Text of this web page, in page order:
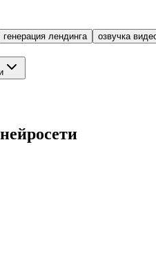
генерация лендинга озвучка